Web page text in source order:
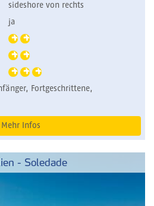
sideshore von rechts
ja
Fortgeschrittene,
Mehr Infos
- Soledade